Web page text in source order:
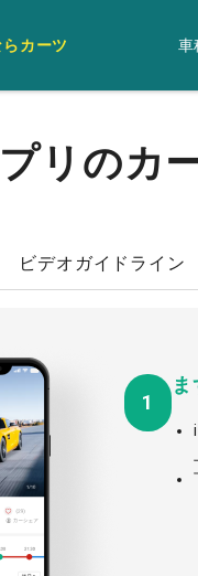
カーツ 車
リのカ
ビデオガイドライン
1